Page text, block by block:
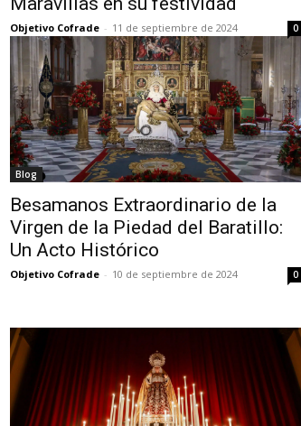
Objetivo Cofrade - 11 de septiembre de 2024 0
Blog
Besamanos Extraordinario de la
Virgen de la Piedad del Baratillo:
Un Acto Histórico
Objetivo Cofrade - 10 de septiembre de 2024 0